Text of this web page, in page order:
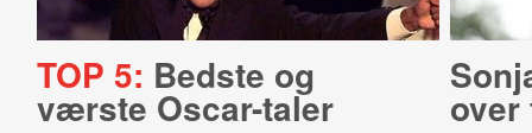
TOP 5: Bedste og
værste Oscar-taler over